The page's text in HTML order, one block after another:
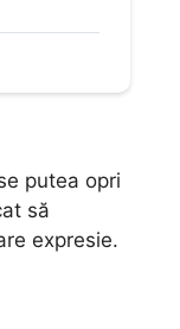
putea opri
să
expresie.